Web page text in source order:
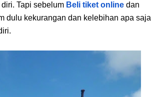
Tapi sebelum Beli tiket online dan
dulu kekurangan dan kelebihan apa saja